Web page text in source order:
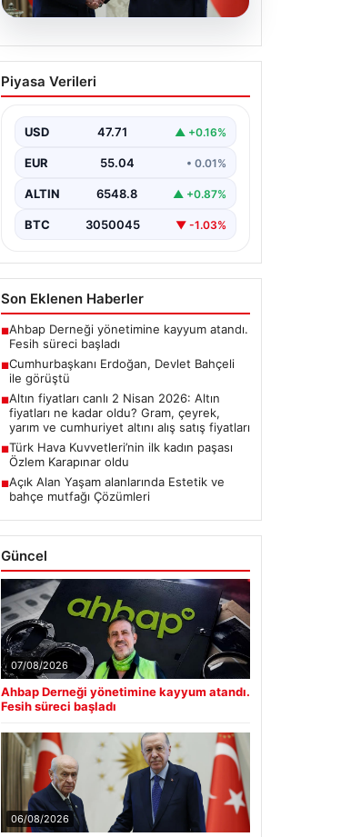
06.08.2026
Cumhurbaşkanı Erdoğan,
Devlet Bahçeli ile görüştü
Piyasa Verileri
USD 47.71 ▲ +0.16%
EUR 55.04 • 0.01%
ALTIN 6548.8 ▲ +0.87%
BTC 3050045 ▼ -1.03%
Son Eklenen Haberler
■Ahbap Derneği yönetimine kayyum atandı.
Fesih süreci başladı
■Cumhurbaşkanı Erdoğan, Devlet Bahçeli
ile görüştü
■Altın fiyatları canlı 2 Nisan 2026: Altın
fiyatları ne kadar oldu? Gram, çeyrek,
yarım ve cumhuriyet altını alış satış fiyatları
■Türk Hava Kuvvetleri’nin ilk kadın paşası
Özlem Karapınar oldu
■Açık Alan Yaşam alanlarında Estetik ve
bahçe mutfağı Çözümleri
Güncel
07/08/2026
Ahbap Derneği yönetimine kayyum atandı.
Fesih süreci başladı
06/08/2026